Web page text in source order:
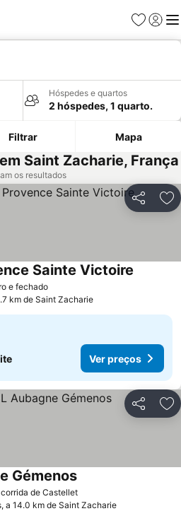
Favoritos
Iniciar
Hóspedes e quartos
2 hóspedes, 1 quarto.
Filtrar Mapa
Saint Zacharie, França
os resultados
Partilhar
e fechadoVer preços
Sainte Victoire
km de Saint Zacharie
Ver preços
Partilhar
de CastelletVer preços
GémenosVer preços
a 14.0 km de Saint Zacharie